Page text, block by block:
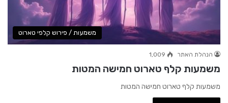
משמעות / פירוש קלפי טארוט
הנהלת האתר 1,009
משמעות קלף טארוט חמישה המטות
משמעות קלף טארוט חמישה המטות